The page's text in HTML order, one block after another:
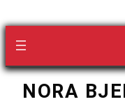
NORA